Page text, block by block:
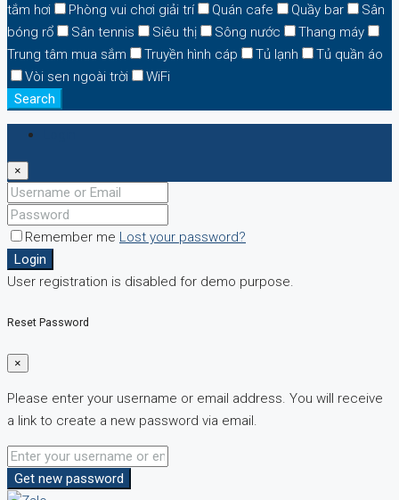
tắm hơi
Phòng vui chơi giải trí Quán cafe Quầy bar
Sân
bóng rổ
Sân tennis Siêu thị Sông nước
Thang máy
Trung tâm mua sắm
Truyền hình cáp Tủ lạnh
Tủ quần áo
Vòi sen ngoài trời
WiFi
Search
×
Remember me Lost your password?
Login
User registration is disabled for demo purpose.
Reset Password
×
Please enter your username or email address. You will receive
a link to create a new password via email.
Get new password